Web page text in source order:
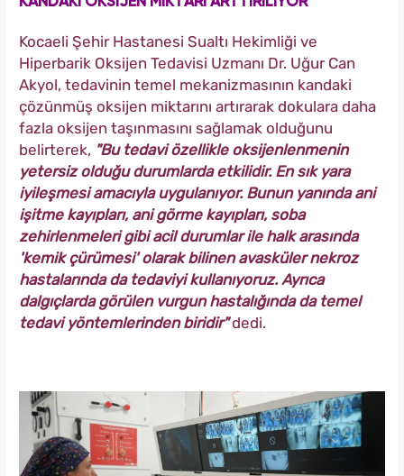
Kocaeli Şehir Hastanesi Sualtı Hekimliği ve
Hiperbarik Oksijen Tedavisi Uzmanı Dr. Uğur Can
Akyol, tedavinin temel mekanizmasının kandaki
çözünmüş oksijen miktarını artırarak dokulara daha
fazla oksijen taşınmasını sağlamak olduğunu
belirterek, "Bu tedavi özellikle oksijenlenmenin
yetersiz olduğu durumlarda etkilidir. En sık yara
iyileşmesi amacıyla uygulanıyor. Bunun yanında ani
işitme kayıpları, ani görme kayıpları, soba
zehirlenmeleri gibi acil durumlar ile halk arasında
'kemik çürümesi' olarak bilinen avasküler nekroz
hastalarında da tedaviyi kullanıyoruz. Ayrıca
dalgıçlarda görülen vurgun hastalığında da temel
tedavi yöntemlerinden biridir"dedi.